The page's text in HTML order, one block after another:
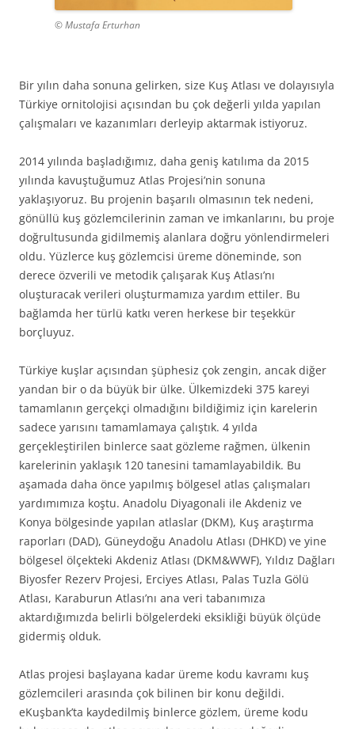
© Mustafa Erturhan
Bir yılın daha sonuna gelirken, size Kuş Atlası ve dolayısıyla
Türkiye ornitolojisi açısından bu çok değerli yılda yapılan
çalışmaları ve kazanımları derleyip aktarmak istiyoruz.
2014 yılında başladığımız, daha geniş katılıma da 2015
yılında kavuştuğumuz Atlas Projesi’nin sonuna
yaklaşıyoruz. Bu projenin başarılı olmasının tek nedeni,
gönüllü kuş gözlemcilerinin zaman ve imkanlarını, bu proje
doğrultusunda gidilmemiş alanlara doğru yönlendirmeleri
oldu. Yüzlerce kuş gözlemcisi üreme döneminde, son
derece özverili ve metodik çalışarak Kuş Atlası’nı
oluşturacak verileri oluşturmamıza yardım ettiler. Bu
bağlamda her türlü katkı veren herkese bir teşekkür
borçluyuz.
Türkiye kuşlar açısından şüphesiz çok zengin, ancak diğer
yandan bir o da büyük bir ülke. Ülkemizdeki 375 kareyi
tamamlanın gerçekçi olmadığını bildiğimiz için karelerin
sadece yarısını tamamlamaya çalıştık. 4 yılda
gerçekleştirilen binlerce saat gözleme rağmen, ülkenin
karelerinin yaklaşık 120 tanesini tamamlayabildik. Bu
aşamada daha önce yapılmış bölgesel atlas çalışmaları
yardımımıza koştu. Anadolu Diyagonali ile Akdeniz ve
Konya bölgesinde yapılan atlaslar (DKM), Kuş araştırma
raporları (DAD), Güneydoğu Anadolu Atlası (DHKD) ve yine
bölgesel ölçekteki Akdeniz Atlası (DKM&WWF), Yıldız Dağları
Biyosfer Rezerv Projesi, Erciyes Atlası, Palas Tuzla Gölü
Atlası, Karaburun Atlası’nı ana veri tabanımıza
aktardığımızda belirli bölgelerdeki eksikliği büyük ölçüde
gidermiş olduk.
Atlas projesi başlayana kadar üreme kodu kavramı kuş
gözlemcileri arasında çok bilinen bir konu değildi.
eKuşbank’ta kaydedilmiş binlerce gözlem, üreme kodu